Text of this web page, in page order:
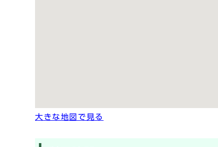
大きな地図で見る